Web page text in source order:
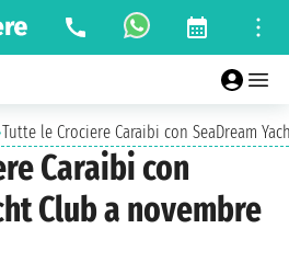
Tutte le Crociere Caraibi con SeaDream
Caraibi con
Club a novembre